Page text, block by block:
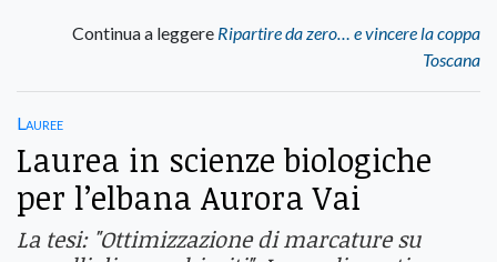
Continua a leggere Ripartire da zero… e vincere la coppa
Toscana
Lauree
Laurea in scienze biologiche
per l’elbana Aurora Vai
La tesi: "Ottimizzazione di marcature su